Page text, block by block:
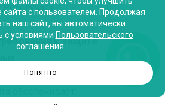
РФ случаях.
к защите
данных
обеспечивает:
сайта с пользователем. Продолжая
наш сайт, вы автоматически
с условиями Пользовательского
соглашения
Понятно